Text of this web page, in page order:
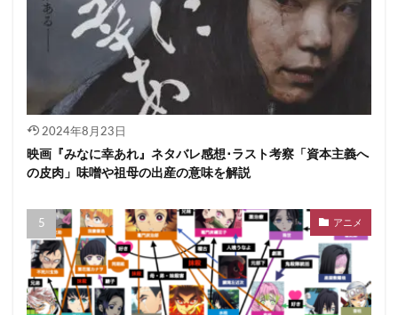
2024年8月23日
映画『みなに幸あれ』ネタバレ感想･ラスト考察「資本主義へ
の皮肉」味噌や祖母の出産の意味を解説
アニメ